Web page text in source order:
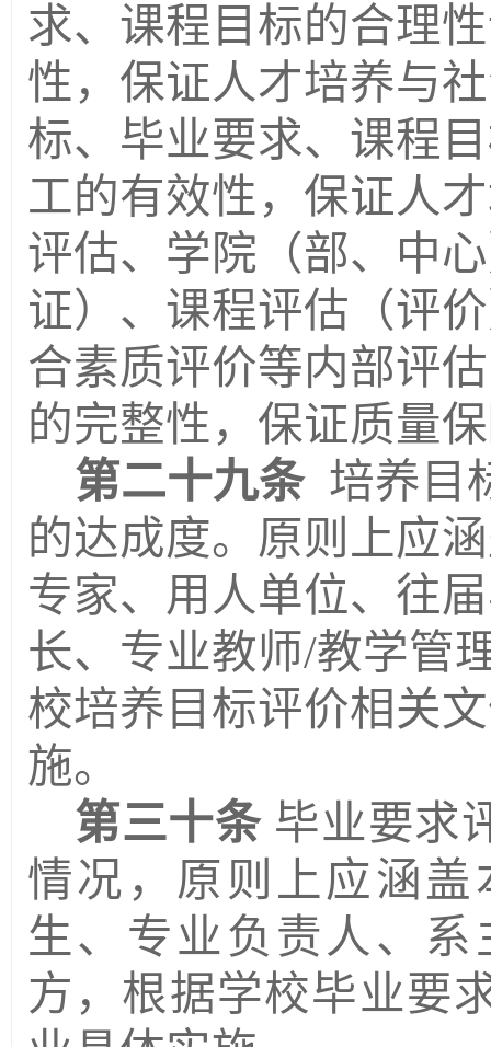
求、课程目标的合理
性，保证人才培养与
标、毕业要求、课程
工的有效性，保证人
评估、学院（部、中
证）、课程评估（评
合素质评价等内部评
的完整性，保证质量
第二十九条 培养目
的达成度。 原则上应
专家、用人单位、往
长、专业教师/教学管
校培养目标评价相关
施。
第三十条 毕业要求
情况 ， 原则上应涵
生、专业负责人、
方 ， 根据学校毕业要